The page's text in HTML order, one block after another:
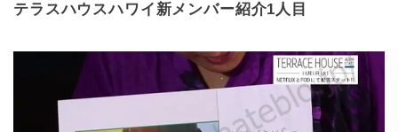
テラスハウスハワイ新メンバー紹介1人目